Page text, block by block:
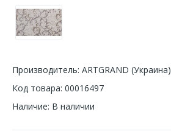
Производитель: ARTGRAND (Украина)
Код товара: 00016497
Наличие: В наличии